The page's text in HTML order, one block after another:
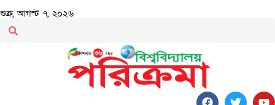
শুক্র, আগস্ট ৭, ২০২৬